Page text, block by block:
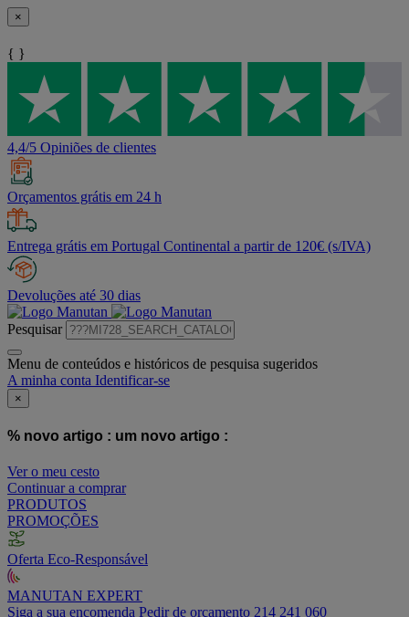
×
{ }
4,4/5 Opiniões de clientes
Orçamentos grátis em 24 h
Entrega grátis em Portugal Continental a partir de 120€ (s/IVA)
Devoluções até 30 dias
Pesquisar
Menu de conteúdos e históricos de pesquisa sugeridos
A minha conta Identificar-se
×
% novo artigo : um novo artigo :
Ver o meu cesto
Continuar a comprar
PRODUTOS
PROMOÇÕES
Oferta Eco-Responsável
MANUTAN EXPERT
Siga a sua encomenda Pedir de orçamento 214 241 060